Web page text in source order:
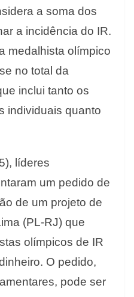
a soma dos
a incidência do IR.
medalhista olímpico
no total da
inclui tanto os
individuais quanto
líderes
um pedido de
de um projeto de
(PL-RJ) que
olímpicos de IR
O pedido,
pode ser